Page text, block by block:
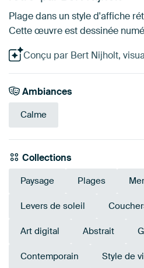
Plage dans un style d'affiche
Cette œuvre est dessinée
Conçu par Bert Nijholt,
Ambiances
Calme
Collections
Paysage Plages
Levers de soleil
Art digital Abstrait
Contemporain Style de